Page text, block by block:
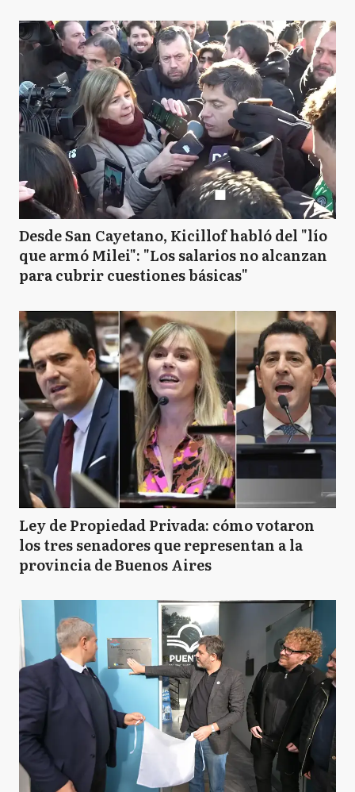
Desde San Cayetano, Kicillof habló del "lío
que armó Milei": "Los salarios no alcanzan
para cubrir cuestiones básicas"
Ley de Propiedad Privada: cómo votaron
los tres senadores que representan a la
provincia de Buenos Aires